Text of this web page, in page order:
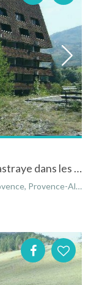
Studio 4 couchages à Le Sauze Enchastraye dans les Alpes de Haute Provence, ski et randonnée
Alpes-Côte d'Azur, France